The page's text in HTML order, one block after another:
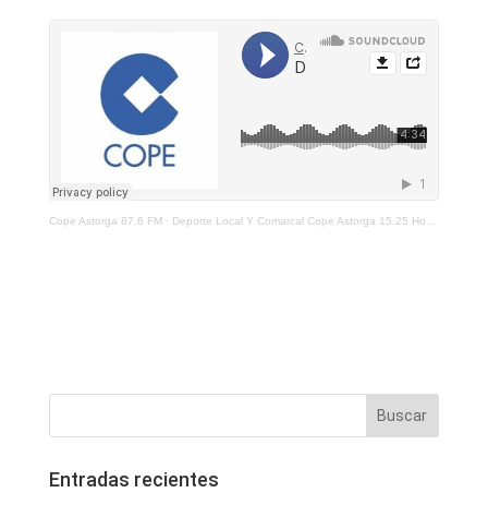
Cope Astorga 87.6 FM· Deporte Local Y Comarcal Cope Astorga 15.25 Horas 5 De Mayo De 2021
Entradas recientes